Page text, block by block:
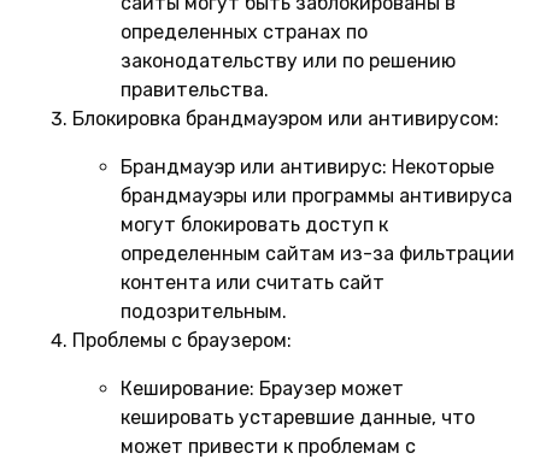
определенных странах по
законодательству или по решению
правительства.
Блокировка брандмауэром или антивирусом:
Брандмауэр или антивирус: Некоторые
брандмауэры или программы антивируса
могут блокировать доступ к
определенным сайтам из-за фильтрации
контента или считать сайт
подозрительным.
Проблемы с браузером:
Кеширование: Браузер может
кешировать устаревшие данные, что
может привести к проблемам с